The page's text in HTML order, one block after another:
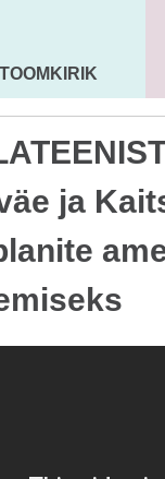
MAARJA KIRIK
TOOMKIRIK
ja